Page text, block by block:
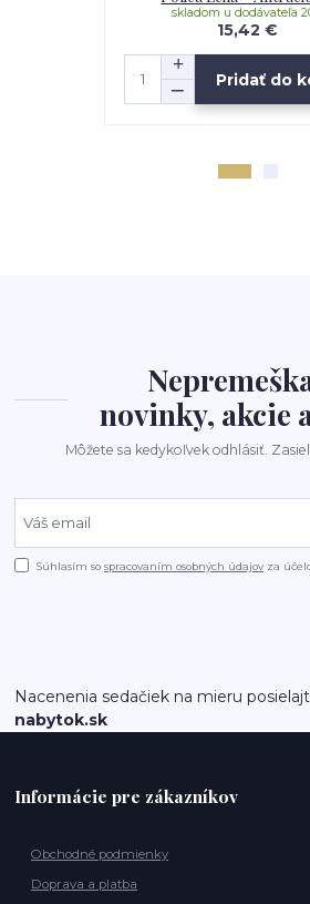
15,42 €
skladom u dodávateľa
Pridať do
novinky, akcie
Môžete sa kedykoľvek odhlásiť.
Súhlasím sospracovaním osobných údajov za
Nacenenia sedačiek na mieru
nabytok.sk
Informácie pre zákazníkov
Obchodné podmienky
Doprava a platba